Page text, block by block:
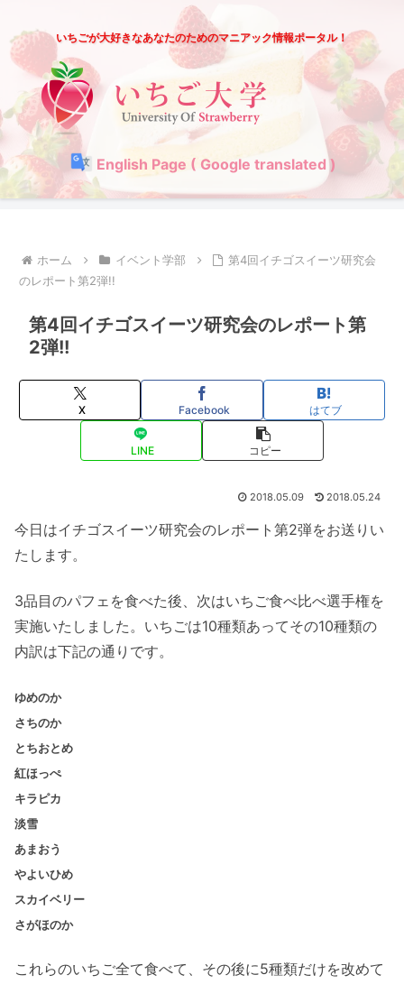
いちごが大好きなあなたのためのマニアック情報ポータル！
English Page ( Google translated )
ホーム イベント学部
第4回イチゴスイーツ研究会
のレポート第2弾!!
第4回イチゴスイーツ研究会のレポート第
2弾!!
X Facebook はてブ
LINE コピー
2018.05.09 2018.05.24
今日はイチゴスイーツ研究会のレポート第2弾をお送りい
たします。
3品目のパフェを食べた後、 次はいちご食べ比べ選手権を
実施いたしました。 いちごは10種類あってその10種類の
内訳は下記の通りです。
ゆめのか
さちのか
とちおとめ
紅ほっぺ
キラピカ
淡雪
あまおう
やよいひめ
スカイベリー
さがほのか
これらのいちご全て食べて、 その後に5種類だけを改めて